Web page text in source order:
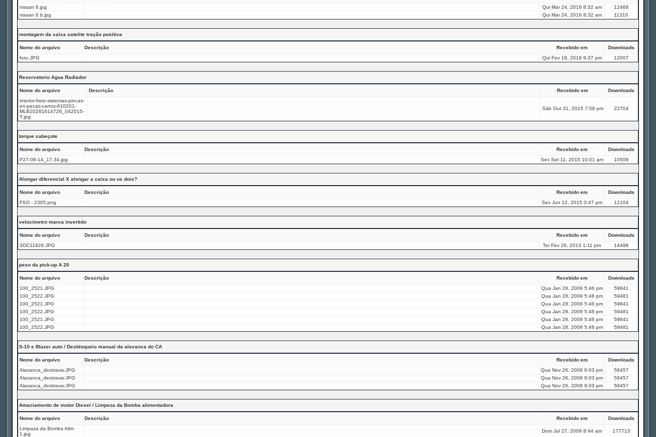
nissan 6.jpg
Qui Mar 24, 2016 8:32 am
12468
nissan 6 b.jpg
Qui Mar 24, 2016 8:32 am 11310
montagem da caixa satelite tração positiva
Nome do arquivo Descrição Recebido em
Downloads
foto.JPG
Qui Fev 18, 2016 9:37 pm 12007
Reservatorio Agua Radiador
Nome do arquivo Descrição Recebido em
Downloads
interior-freio-sistemas-pincas-
en-pecas-carros-610201-
MLB20281614726_042015-
Y.jpg
Sáb Out 31, 2015 7:08 pm 22704
torque cabeçote
Nome do arquivo Descrição Recebido em
Downloads
P27-06-14_17.34.jpg
Sex Set 11, 2015 10:01 am 10509
Alongar diferencial X alongar a caixa ou os dois?
Nome do arquivo Descrição Recebido em
Downloads
FSO - 2305.png
Sex Jun 12, 2015 3:47 pm 12104
velocimetro marca invertido
Nome do arquivo Descrição Recebido em
Downloads
SDC11826.JPG
Ter Fev 26, 2013 1:11 pm 14498
peso da pick-up A 20
Nome do arquivo Descrição Recebido em
Downloads
100_2521.JPG
Qua Jan 28, 2009 5:46 pm
59841
100_2522.JPG
Qua Jan 28, 2009 5:48 pm
59481
100_2521.JPG
Qua Jan 28, 2009 5:46 pm
59841
100_2522.JPG
Qua Jan 28, 2009 5:48 pm
59481
100_2521.JPG
Qua Jan 28, 2009 5:46 pm
59841
100_2522.JPG
Qua Jan 28, 2009 5:48 pm 59481
S-10 e Blazer auto / Desbloqueio manual da alavanca do CA
Nome do arquivo Descrição Recebido em
Downloads
Alavanca_destravar.JPG
Qua Nov 26, 2008 9:03 pm
58457
Alavanca_destravar.JPG
Qua Nov 26, 2008 9:03 pm
58457
Alavanca_destravar.JPG
Qua Nov 26, 2008 9:03 pm 58457
Amaciamento de motor Diesel / Limpeza da Bomba alimentadora
Nome do arquivo Descrição Recebido em
Downloads
Limpaza da Bomba Alim
1.jpg
Dom Jul 27, 2008 8:44 am
177713